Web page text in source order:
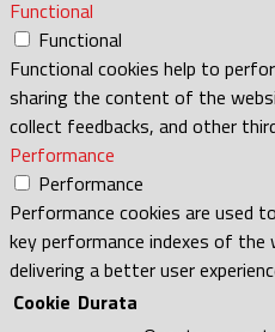
Functional
Functional
Functional cookies help to
sharing the content of the
collect feedbacks, and other
Performance
Performance
Performance cookies are used
key performance indexes of the
delivering a better user
Cookie Durata